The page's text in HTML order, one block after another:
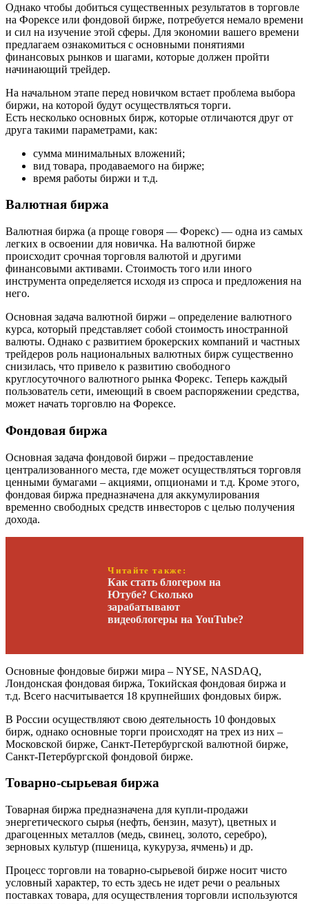
Однако чтобы добиться существенных результатов в торговле
на Форексе или фондовой бирже, потребуется немало времени
и сил на изучение этой сферы. Для экономии вашего времени
предлагаем ознакомиться с основными понятиями
финансовых рынков и шагами, которые должен пройти
начинающий трейдер.
На начальном этапе перед новичком встает проблема выбора
биржи, на которой будут осуществляться торги.
Есть несколько основных бирж, которые отличаются друг от
друга такими параметрами, как:
сумма минимальных вложений;
вид товара, продаваемого на бирже;
время работы биржи и т.д.
Валютная биржа
Валютная биржа (а проще говоря — Форекс) — одна из самых
легких в освоении для новичка. На валютной бирже
происходит срочная торговля валютой и другими
финансовыми активами. Стоимость того или иного
инструмента определяется исходя из спроса и предложения на
него.
Основная задача валютной биржи – определение валютного
курса, который представляет собой стоимость иностранной
валюты. Однако с развитием брокерских компаний и частных
трейдеров роль национальных валютных бирж существенно
снизилась, что привело к развитию свободного
круглосуточного валютного рынка Форекс. Теперь каждый
пользователь сети, имеющий в своем распоряжении средства,
может начать торговлю на Форексе.
Фондовая биржа
Основная задача фондовой биржи – предоставление
централизованного места, где может осуществляться торговля
ценными бумагами – акциями, опционами и т.д. Кроме этого,
фондовая биржа предназначена для аккумулирования
временно свободных средств инвесторов с целью получения
дохода.
Читайте также:
Как стать блогером на
Ютубе? Сколько
зарабатывают
видеоблогеры на YouTube?
Основные фондовые биржи мира – NYSE, NASDAQ,
Лондонская фондовая биржа, Токийская фондовая биржа и
т.д. Всего насчитывается 18 крупнейших фондовых бирж.
В России осуществляют свою деятельность 10 фондовых
бирж, однако основные торги происходят на трех из них –
Московской бирже, Санкт-Петербургской валютной бирже,
Санкт-Петербургской фондовой бирже.
Товарно-сырьевая биржа
Товарная биржа предназначена для купли-продажи
энергетического сырья (нефть, бензин, мазут), цветных и
драгоценных металлов (медь, свинец, золото, серебро),
зерновых культур (пшеница, кукуруза, ячмень) и др.
Процесс торговли на товарно-сырьевой бирже носит чисто
условный характер, то есть здесь не идет речи о реальных
поставках товара, для осуществления торговли используются